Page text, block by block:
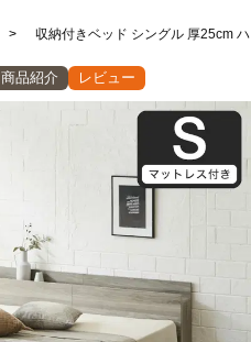
収納付きベッド シングル 厚25cm
商品紹介 レビュー